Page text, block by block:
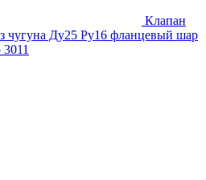
Клапан
чугуна Ду25 Ру16 фланцевый шар